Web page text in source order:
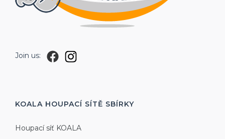
Join us:
KOALA HOUPACÍ SÍTĚ SBÍRKY
Houpací síť KOALA